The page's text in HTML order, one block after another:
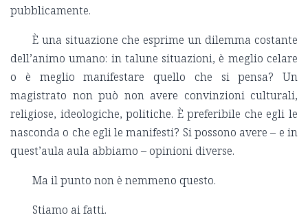
pubblicamente.
È una situazione che esprime un dilemma costante
dell’animo umano: in talune situazioni, è meglio celare
o è meglio manifestare quello che si pensa? Un
magistrato non può non avere convinzioni culturali,
religiose, ideologiche, politiche. È preferibile che egli le
nasconda o che egli le manifesti? Si possono avere – e in
quest’aula aula abbiamo – opinioni diverse.
Ma il punto non è nemmeno questo.
Stiamo ai fatti.